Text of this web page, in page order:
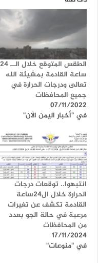
الطقس المتوقع خلال الــ 24
ساعة القادمة بمشيئة الله
تعالى ودرجات الحرارة في
جميع المحافظات
07/11/2022
في "أخبار اليمن الآن"
انتبهوا.. توقعات درجات
الحرارة خلال ال24ساعة
القادمة تكشف عن تغيرات
مرعبة في حالة الجو بعدد
من المحافظات
17/11/2024
في "منوعات"